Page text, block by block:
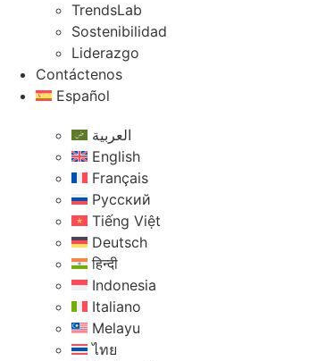
TrendsLab
Sostenibilidad
Liderazgo
Contáctenos
Español
العربية
English
Français
Русский
Tiếng Việt
Deutsch
हिन्दी
Indonesia
Italiano
Melayu
ไทย